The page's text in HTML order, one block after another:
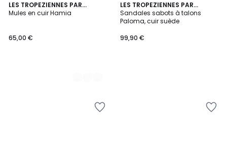
LES TROPEZIENNES PAR
M.BELARBI
Mules en cuir Hamia
65,00 €
2
Couleurs
LES TROPEZIENNES PAR
M.BELARBI
Sandales sabots à talons
Paloma, cuir suède
99,90 €